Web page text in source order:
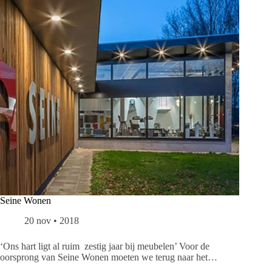
Seine Wonen
20 nov • 2018
‘Ons hart ligt al ruim zestig jaar bij meubelen’ Voor de
oorsprong van Seine Wonen moeten we terug naar het…